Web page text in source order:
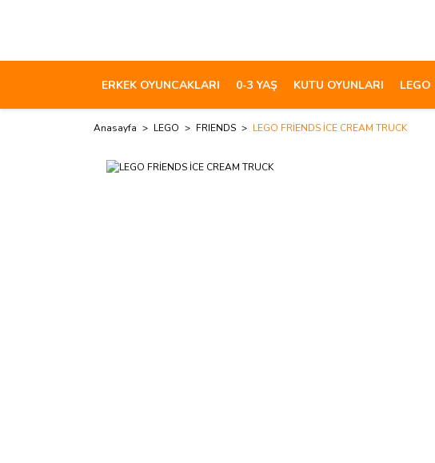
ERKEK OYUNCAKLARI 0-3 YAŞ KUTU OYUNLARI LEGO
Anasayfa LEGO FRIENDS LEGO FRİENDS İCE CREAM TRUCK